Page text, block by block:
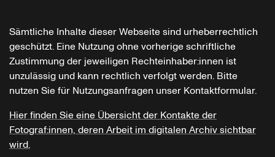
Sämtliche Inhalte dieser Webseite sind urheberrechtlich
geschützt. Eine Nutzung ohne vorherige schriftliche
Zustimmung der jeweiligen Rechteinhaber:innen ist
unzulässig und kann rechtlich verfolgt werden. Bitte
nutzen Sie für Nutzungsanfragen unser Kontaktformular.
Hier finden Sie eine Übersicht der Kontakte der
Fotograf:innen, deren Arbeit im digitalen Archiv sichtbar
wird.